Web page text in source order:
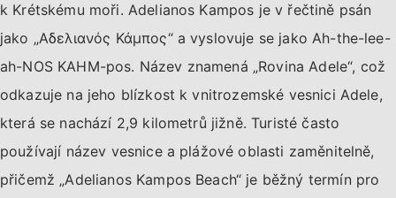
k Krétskému moři. Adelianos Kampos je v řečtině psán
jako „Αδελιανός Κάμπος“ a vyslovuje se jako Ah-the-lee-
ah-NOS KAHM-pos. Název znamená „Rovina Adele“, což
odkazuje na jeho blízkost k vnitrozemské vesnici Adele,
která se nachází 2,9 kilometrů jižně. Turisté často
používají název vesnice a plážové oblasti zaměnitelně,
přičemž „Adelianos Kampos Beach“ je běžný termín pro